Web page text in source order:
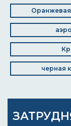
Оранжевая
черная